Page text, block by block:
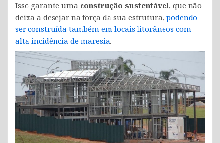
Isso garante uma construção sustentável, que não
deixa a desejar na força da sua estrutura, podendo
ser construída também em locais litorâneos com
alta incidência de maresia.